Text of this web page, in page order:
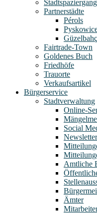
Stadtspaziergang
Partnerstädte
Pérols
Fairtrade-Town
Goldenes Buch
Friedhöfe
Trauorte
Verkaufsartikel
Bürgerservice
Stadtverwaltung
Online-
Social
Amtliche
Ämter